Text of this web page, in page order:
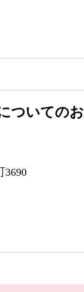
ついてのお
3690